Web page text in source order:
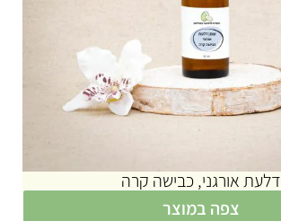
דלעת אורגני, כבישה קרה
צפה במוצר